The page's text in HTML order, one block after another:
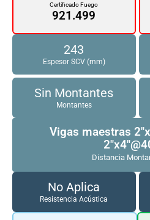
Certificado Fuego
921.499
243
Espesor SCV (mm)
Sin Montantes
Montantes
Vigas maestras
Distancia
No Aplica
Resistencia Acústica